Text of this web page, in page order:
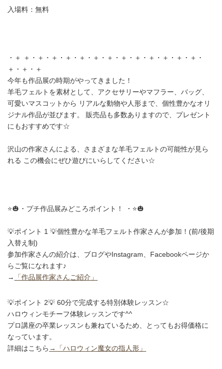
入場料：無料
・＋ ＋・＋・＋・＋・＋・＋・＋・＋・＋・＋・＋・＋・＋・
＋・＋・＋
今年も作品展の時期がやってきました！
羊毛フェルトを素材として、アクセサリーやマフラー、バッグ、
可愛いマスコットから リアルな動物や人形まで、個性豊かなオリ
ジナル作品が並びます。 販売品も多数ありますので、プレゼント
にもおすすめです☆
沢山の作家さんによる、さまざまな羊毛フェルトの可能性が見ら
れる この機会にぜひ遊びにいらしてください☆
⭐️🎃・プチ作品展みどころポイント！ ・⭐️🎃
💡ポイント 1 💡個性豊かな羊毛フェルト作家さんが参加！(前/後期
入替え制)
参加作家さんの紹介は、ブログやInstagram、Facebookページか
らご覧になれます♪
→
「作品展作家さんご紹介」
💡ポイント 2💡 60分で完成する特別体験レッスン☆
ハロウィンモチーフ体験レッスンです^^
プロ講座の卒業レッスンも兼ねているため、とってもお得価格に
なっています。
詳細はこちら →「ハロウィン魔女の指人形」